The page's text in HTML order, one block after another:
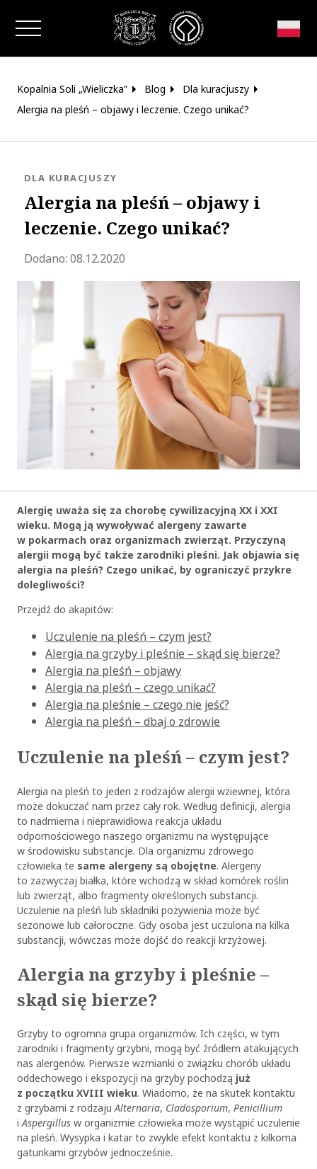
Zamknij okno
Kopalnia Soli „Wieliczka” Blog
Dla kuracjuszy
Alergia na pleśń – objawy i leczenie. Czego unikać?
Alergia na pleśń – objawy i
leczenie. Czego unikać?
KATEGORIA:
DLA KURACJUSZY
Dodano: 08.12.2020Zaktualizowano 2023-06-28 13:31:55
Alergię uważa się za chorobę cywilizacyjną XX i XXI
wieku. Mogą ją wywoływać alergeny zawarte
w pokarmach oraz organizmach zwierząt. Przyczyną
alergii mogą być także zarodniki pleśni. Jak objawia się
alergia na pleśń? Czego unikać, by ograniczyć przykre
dolegliwości?
Przejdź do akapitów:
Uczulenie na pleśń – czym jest?
Alergia na grzyby i pleśnie – skąd się bierze?
Alergia na pleśń – objawy
Alergia na pleśń – czego unikać?
Alergia na pleśnie – czego nie jeść?
Alergia na pleśń – dbaj o zdrowie
Uczulenie na pleśń – czym jest?
Alergia na pleśń to jeden z rodzajów alergii wziewnej, która
może dokuczać nam przez cały rok. Według definicji, alergia
to nadmierna i nieprawidłowa reakcja układu
odpornościowego naszego organizmu na występujące
w środowisku substancje. Dla organizmu zdrowego
człowieka te same alergeny są obojętne. Alergeny
to zazwyczaj białka, które wchodzą w skład komórek roślin
lub zwierząt, albo fragmenty określonych substancji.
Uczulenie na pleśń lub składniki pożywienia może być
sezonowe lub całoroczne. Gdy osoba jest uczulona na kilka
substancji, wówczas może dojść do reakcji krzyżowej.
Alergia na grzyby i pleśnie –
skąd się bierze?
Grzyby to ogromna grupa organizmów. Ich części, w tym
zarodniki i fragmenty grzybni, mogą być źródłem atakujących
nas alergenów. Pierwsze wzmianki o związku chorób układu
oddechowego i ekspozycji na grzyby pochodzą już
z początku XVIII wieku. Wiadomo, że na skutek kontaktu
z grzybami z rodzajuAlternaria, Cladosporium, Penicillium
iAspergillusw organizmie człowieka może wystąpić uczulenie
na pleśń. Wysypka i katar to zwykle efekt kontaktu z kilkoma
gatunkami grzybów jednocześnie.